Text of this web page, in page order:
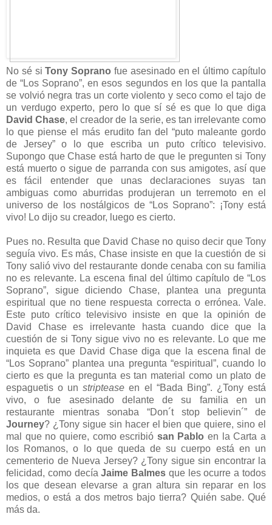
No sé siTony Soprano fue asesinado en el último capítulo
de “Los Soprano”, en esos segundos en los que la pantalla
se volvió negra tras un corte violento y seco como el tajo de
un verdugo experto, pero lo que sí sé es que lo que diga
David Chase, el creador de la serie, es tan irrelevante como
lo que piense el más erudito fan del “puto maleante gordo
de Jersey” o lo que escriba un puto crítico televisivo.
Supongo que Chase está harto de que le pregunten si Tony
está muerto o sigue de parranda con sus amigotes, así que
es fácil entender que unas declaraciones suyas tan
ambiguas como aburridas produjeran un terremoto en el
universo de los nostálgicos de “Los Soprano”: ¡Tony está
vivo! Lo dijo su creador, luego es cierto.
Pues no. Resulta que David Chase no quiso decir que Tony
seguía vivo. Es más, Chase insiste en que la cuestión de si
Tony salió vivo del restaurante donde cenaba con su familia
no es relevante. La escena final del último capítulo de “Los
Soprano”, sigue diciendo Chase, plantea una pregunta
espiritual que no tiene respuesta correcta o errónea. Vale.
Este puto crítico televisivo insiste en que la opinión de
David Chase es irrelevante hasta cuando dice que la
cuestión de si Tony sigue vivo no es relevante. Lo que me
inquieta es que David Chase diga que la escena final de
“Los Soprano” plantea una pregunta “espiritual”, cuando lo
cierto es que la pregunta es tan material como un plato de
espaguetis o unstriptease en el “Bada Bing”. ¿Tony está
vivo, o fue asesinado delante de su familia en un
restaurante mientras sonaba “Don´t stop believin´” de
Journey? ¿Tony sigue sin hacer el bien que quiere, sino el
mal que no quiere, como escribió san Pablo en la Carta a
los Romanos, o lo que queda de su cuerpo está en un
cementerio de Nueva Jersey? ¿Tony sigue sin encontrar la
felicidad, como decíaJaime Balmes que les ocurre a todos
los que desean elevarse a gran altura sin reparar en los
medios, o está a dos metros bajo tierra? Quién sabe. Qué
más da.